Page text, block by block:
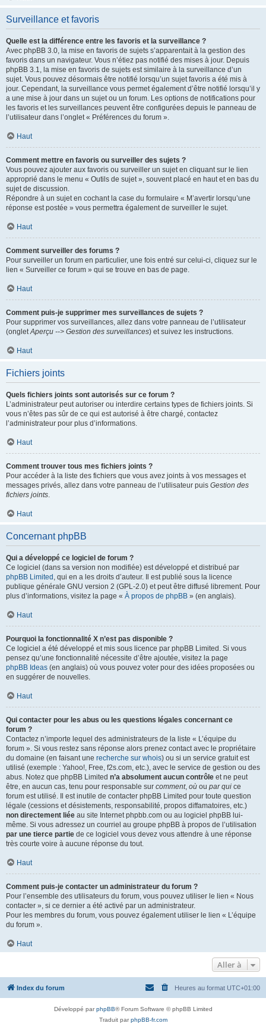
Surveillance et favoris
Quelle est la différence entre les favoris et la surveillance ?
Avec phpBB 3.0, la mise en favoris de sujets s’apparentait à la gestion des
favoris dans un navigateur. Vous n’étiez pas notifié des mises à jour. Depuis
phpBB 3.1, la mise en favoris de sujets est similaire à la surveillance d’un
sujet. Vous pouvez désormais être notifié lorsqu’un sujet favoris a été mis à
jour. Cependant, la surveillance vous permet également d’être notifié lorsqu’il y
a une mise à jour dans un sujet ou un forum. Les options de notifications pour
les favoris et les surveillances peuvent être configurées depuis le panneau de
l’utilisateur dans l’onglet « Préférences du forum ».
Haut
Comment mettre en favoris ou surveiller des sujets ?
Vous pouvez ajouter aux favoris ou surveiller un sujet en cliquant sur le lien
approprié dans le menu « Outils de sujet », souvent placé en haut et en bas du
sujet de discussion.
Répondre à un sujet en cochant la case du formulaire « M’avertir lorsqu’une
réponse est postée » vous permettra également de surveiller le sujet.
Haut
Comment surveiller des forums ?
Pour surveiller un forum en particulier, une fois entré sur celui-ci, cliquez sur le
lien « Surveiller ce forum » qui se trouve en bas de page.
Haut
Comment puis-je supprimer mes surveillances de sujets ?
Pour supprimer vos surveillances, allez dans votre panneau de l’utilisateur
(ongletAperçu --> Gestion des surveillances) et suivez les instructions.
Haut
Fichiers joints
Quels fichiers joints sont autorisés sur ce forum ?
L’administrateur peut autoriser ou interdire certains types de fichiers joints. Si
vous n’êtes pas sûr de ce qui est autorisé à être chargé, contactez
l’administrateur pour plus d’informations.
Haut
Comment trouver tous mes fichiers joints ?
Pour accéder à la liste des fichiers que vous avez joints à vos messages et
messages privés, allez dans votre panneau de l’utilisateur puis Gestion des
fichiers joints.
Haut
Concernant phpBB
Qui a développé ce logiciel de forum ?
Ce logiciel (dans sa version non modifiée) est développé et distribué par
phpBB Limited , qui en a les droits d’auteur. Il est publié sous la licence
publique générale GNU version 2 (GPL-2.0) et peut être diffusé librement. Pour
plus d’informations, visitez la page « À propos de phpBB » (en anglais).
Haut
Pourquoi la fonctionnalité X n’est pas disponible ?
Ce logiciel a été développé et mis sous licence par phpBB Limited. Si vous
pensez qu’une fonctionnalité nécessite d’être ajoutée, visitez la page
phpBB Ideas (en anglais) où vous pouvez voter pour des idées proposées ou
en suggérer de nouvelles.
Haut
Qui contacter pour les abus ou les questions légales concernant ce
forum ?
Contactez n’importe lequel des administrateurs de la liste « L’équipe du
forum ». Si vous restez sans réponse alors prenez contact avec le propriétaire
du domaine (en faisant une recherche sur whois) ou si un service gratuit est
utilisé (exemple : Yahoo!, Free, f2s.com, etc.), avec le service de gestion ou des
abus. Notez que phpBB Limited n’a absolument aucun contrôle et ne peut
être, en aucun cas, tenu pour responsable sur comment, où ou par qui ce
forum est utilisé. Il est inutile de contacter phpBB Limited pour toute question
légale (cessions et désistements, responsabilité, propos diffamatoires, etc.)
non directement liée au site Internet phpbb.com ou au logiciel phpBB lui-
même. Si vous adressez un courriel au groupe phpBB à propos de l’utilisation
par une tierce partie de ce logiciel vous devez vous attendre à une réponse
très courte voire à aucune réponse du tout.
Haut
Comment puis-je contacter un administrateur du forum ?
Pour l’ensemble des utilisateurs du forum, vous pouvez utiliser le lien « Nous
contacter », si ce dernier a été activé par un administrateur.
Pour les membres du forum, vous pouvez également utiliser le lien « L’équipe
du forum ».
Haut
Aller à
Index du forum Heures au format UTC+01:00
Développé parphpBB® Forum Software © phpBB Limited
Traduit parphpBB-fr.com